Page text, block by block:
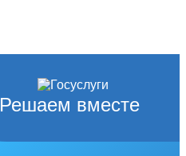
Решаем вместе